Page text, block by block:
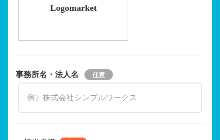
Logomarket
事務所名・法人名